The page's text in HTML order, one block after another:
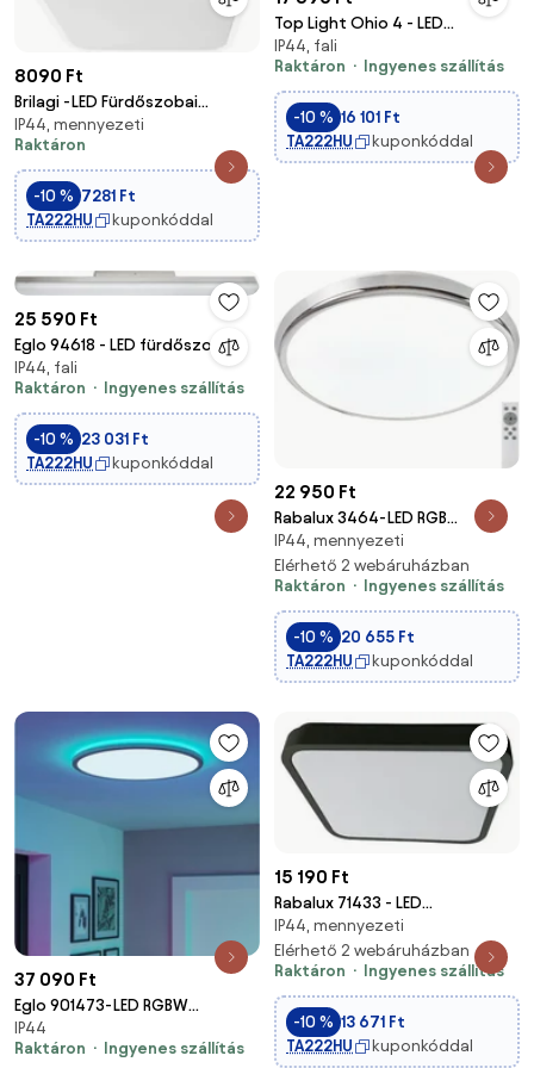
8090 Ft
Brilagi -LED Fürdőszobai
mennyezeti lámpa ZENNA
LED/18W/230V 28,5x28,5 cm
IP44 fehér
IP44, mennyezeti
Raktáron
-10 % 7281 Ft
TA222HU
kuponkóddal
Top Light Ohio 4 - LED
Fürdőszobai lámpa
4xLED/5W/230V IP44
IP44, fali
Raktáron
Ingyenes szállítás
-10 % 16 101 Ft
TA222HU
kuponkóddal
25 590 Ft
Eglo 94618 - LED fürdőszobai
lámpa TORRETTA
1xLED/24W/230V IP44
IP44, fali
Raktáron
Ingyenes szállítás
-10 % 23 031 Ft
TA222HU
kuponkóddal
22 950 Ft
Rabalux 3464-LED RGB
Fürdőszobai mennyezeti lámpa
BALTHASAR LED/18W/230V IP44
+DO
IP44, mennyezeti
Elérhető 2 webáruházban
Raktáron
Ingyenes szállítás
-10 % 20 655 Ft
TA222HU
kuponkóddal
37 090 Ft
Eglo 901473-LED RGBW
Dimmelhető fürdőszoba
Világítás ROVITO-Z 16,8W/230V
IP44
Raktáron
Ingyenes szállítás
15 190 Ft
Rabalux 71433 - LED
Fürdőszobai mennyezeti lámpa
ALENZO LED/36W/230V IP44
fekete
IP44, mennyezeti
Elérhető 2 webáruházban
Raktáron
Ingyenes szállítás
-10 % 13 671 Ft
TA222HU
kuponkóddal